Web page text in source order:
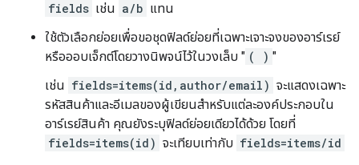
fields เช่น a/b แทน
ใช้ตัวเลือกย่อยเพื่อขอชุดฟิลด์ย่อยที่เฉพาะเจาะจงของอาร์เรย์
หรือออบเจ็กต์โดยวางนิพจน์ไว้ในวงเล็บ " ( ) "
เช่น fields=items(id,author/email) จะแสดงเฉพาะ
รหัสสินค้าและอีเมลของผู้เขียนสำหรับแต่ละองค์ประกอบใน
อาร์เรย์สินค้า คุณยังระบุฟิลด์ย่อยเดียวได้ด้วย โดยที่
fields=items(id) จะเทียบเท่ากับ fields=items/id